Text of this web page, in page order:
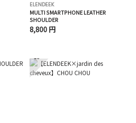
ELENDEEK
MULTI SMARTPHONE LEATHER
SHOULDER
8,800 円
10